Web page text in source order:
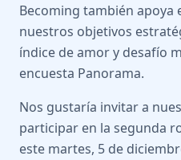
Becoming también apoya
nuestros objetivos
índice de amor y desafío
encuesta Panorama.
Nos gustaría invitar a
participar en la segunda
este martes, 5 de